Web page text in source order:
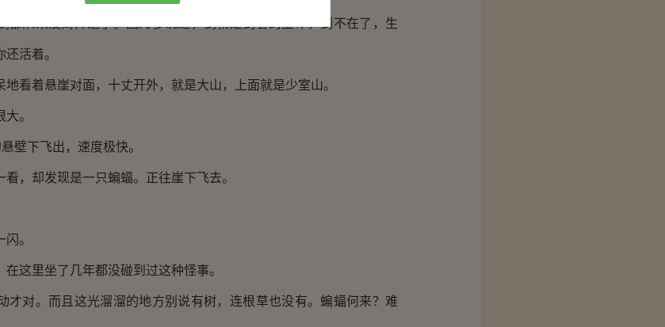
从来没离开过手。因为爹说过，剑就是剑客的生命，剑不在了，生
活着。
着悬崖对面，十丈开外，就是大山，上面就是少室山。
。
下飞出，速度极快。
却发现是一只蝙蝠。正往崖下飞去。
。
里坐了几年都没碰到过这种怪事。
对。而且这光溜溜的地方别说有树，连根草也没有。蝙蝠何来？难